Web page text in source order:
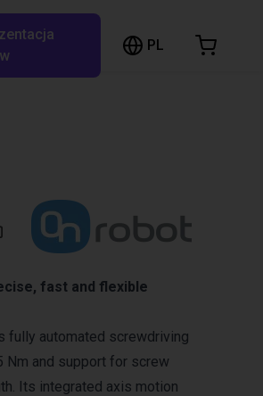
PL
fast and flexible
fully automated screwdriving
Nm and support for screw
Its integrated axis motion